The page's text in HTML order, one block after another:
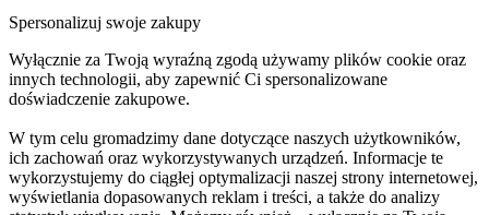
Spersonalizuj swoje zakupy
Wyłącznie za Twoją wyraźną zgodą używamy plików cookie oraz
innych technologii, aby zapewnić Ci spersonalizowane
doświadczenie zakupowe.
W tym celu gromadzimy dane dotyczące naszych użytkowników,
ich zachowań oraz wykorzystywanych urządzeń. Informacje te
wykorzystujemy do ciągłej optymalizacji naszej strony internetowej,
wyświetlania dopasowanych reklam i treści, a także do analizy